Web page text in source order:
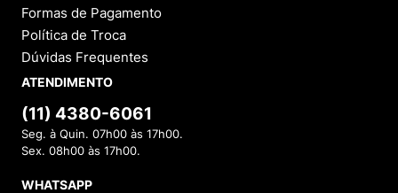
Formas de Pagamento
Política de Troca
Dúvidas Frequentes
ATENDIMENTO
(11) 4380-6061
Seg. à Quin. 07h00 às 17h00.
Sex. 08h00 às 17h00.
WHATSAPP